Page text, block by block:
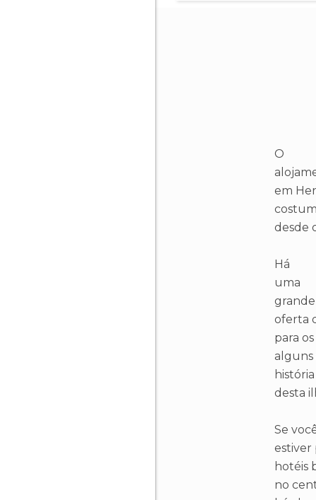
O
em
desde
Há
uma
grande
oferta
para
alguns
história
desta
Se
estiver
hotéis
no